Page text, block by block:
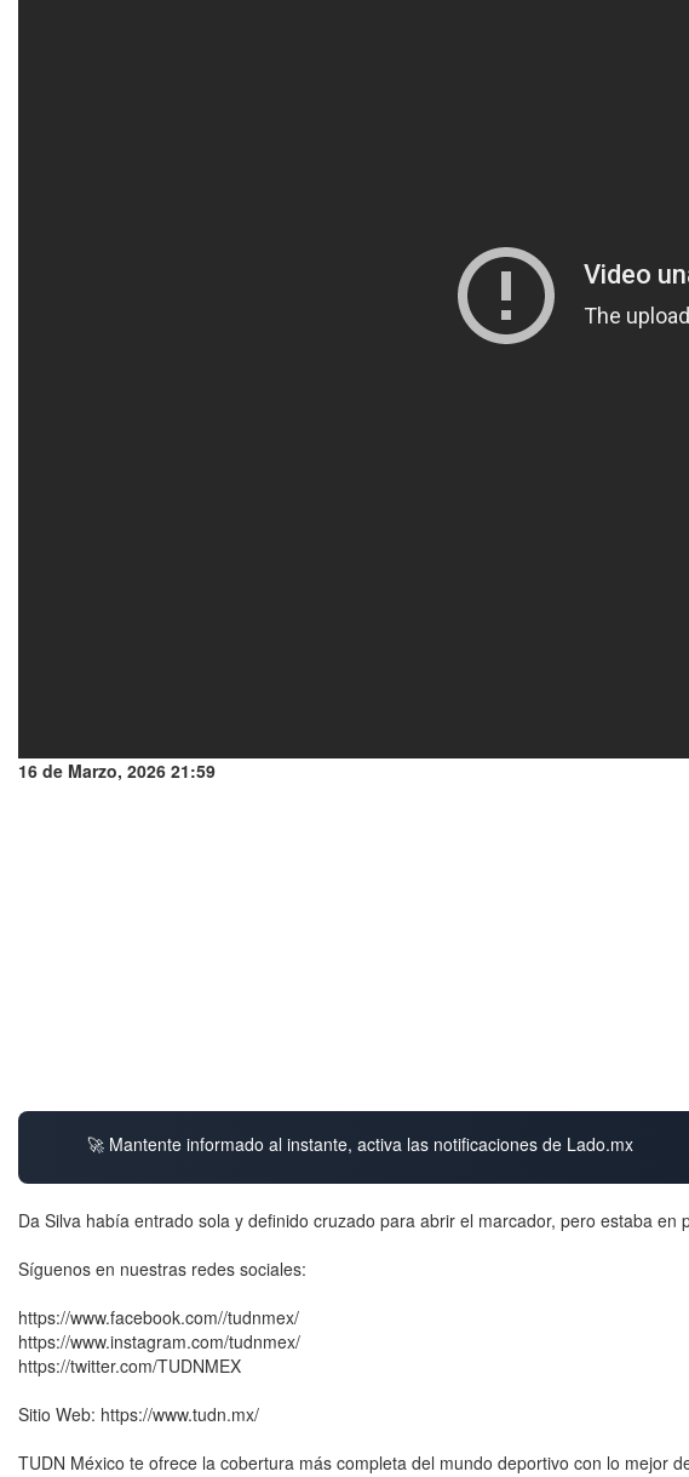
16 de Marzo, 2026 21:59
🚀 Mantente informado al instante, activa las notificaciones de Lado.mx
Da Silva había entrado sola y definido cruzado para abrir el marcador, pero estaba en
Síguenos en nuestras redes sociales:
https://www.facebook.com//tudnmex/
https://www.instagram.com/tudnmex/
https://twitter.com/TUDNMEX
Sitio Web: https://www.tudn.mx/
TUDN México te ofrece la cobertura más completa del mundo deportivo con lo mejor